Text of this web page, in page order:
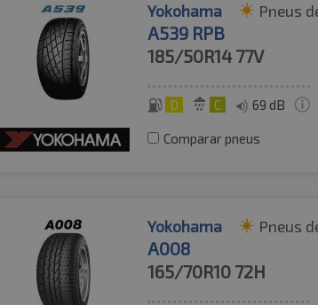
Yokohama Pneus
A539 RPB
185/50R1477V
D C 69 dB
Comparar pneus
Yokohama Pneus
A008
165/70R10 72H